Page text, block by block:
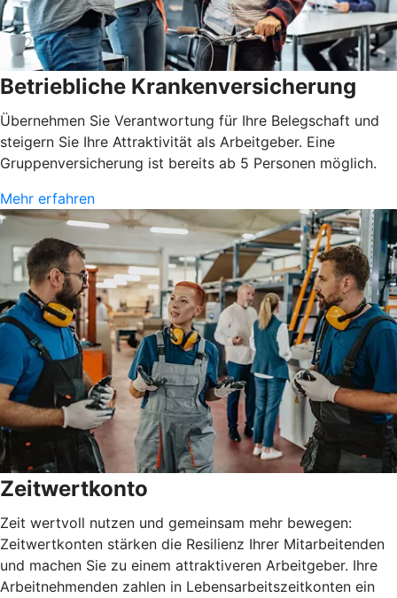
Betriebliche Krankenversicherung
Übernehmen Sie Verantwortung für Ihre Belegschaft und
steigern Sie Ihre Attraktivität als Arbeitgeber. Eine
Gruppenversicherung ist bereits ab 5 Personen möglich.
Mehr erfahren
Zeitwertkonto
Zeit wertvoll nutzen und gemeinsam mehr bewegen:
Zeitwertkonten stärken die Resilienz Ihrer Mitarbeitenden
und machen Sie zu einem attraktiveren Arbeitgeber. Ihre
Arbeitnehmenden zahlen in Lebensarbeitszeitkonten ein